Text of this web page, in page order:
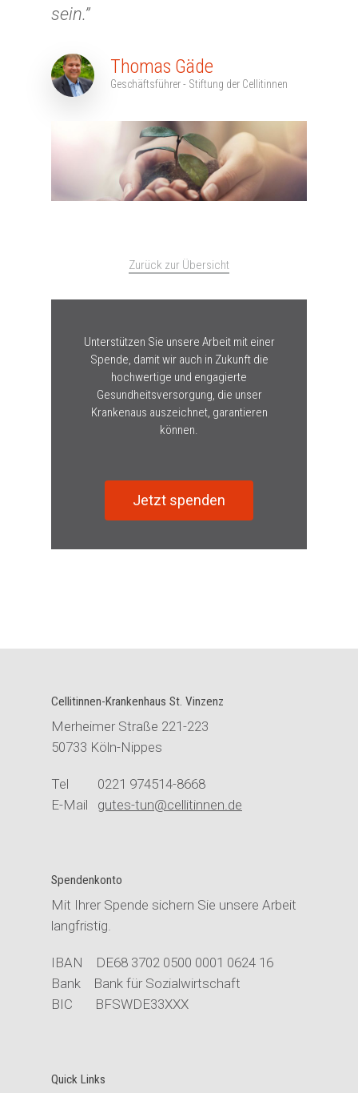
sein.”
Thomas Gäde
Geschäftsführer - Stiftung der Cellitinnen
Zurück zur Übersicht
Unterstützen Sie unsere Arbeit mit einer
Spende, damit wir auch in Zukunft die
hochwertige und engagierte
Gesundheitsversorgung, die unser
Krankenaus auszeichnet, garantieren
können.
Jetzt spenden
Cellitinnen-Krankenhaus St. Vinzenz
Merheimer Straße 221-223
50733 Köln-Nippes
Tel 0221 974514-8668
E-Mail gutes-tun@cellitinnen.de
Spendenkonto
Mit Ihrer Spende sichern Sie unsere Arbeit
langfristig.
IBAN DE68 3702 0500 0001 0624 16
Bank Bank für Sozialwirtschaft
BIC BFSWDE33XXX
Quick Links